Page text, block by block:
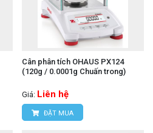
Cân phân tích OHAUS PX124
(120g / 0.0001g Chuấn trong)
Giá: Liên hệ
ĐẶT MUA